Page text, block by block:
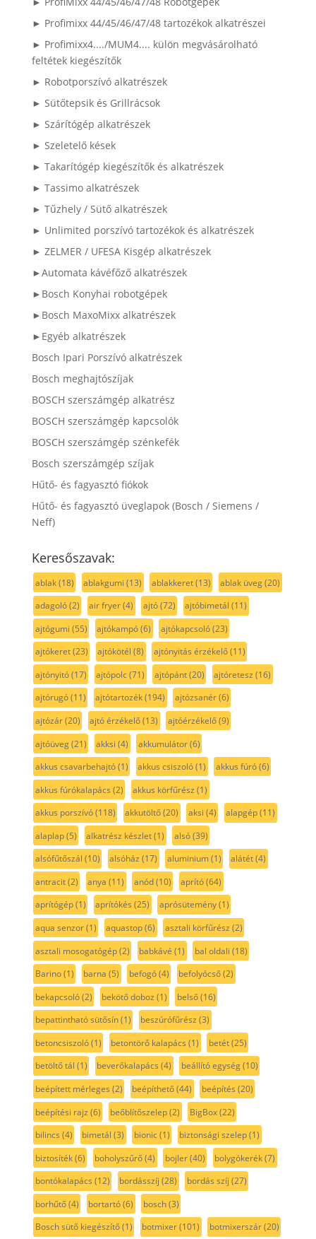
► Profimixx 44/45/46/47/48 tartozékok alkatrészei
► Profimixx4..../MUM4.... külön megvásárolható
feltétek kiegészítők
► Robotporszívó alkatrészek
► Sütőtepsik és Grillrácsok
► Szárítógép alkatrészek
► Szeletelő kések
► Takarítógép kiegészítők és alkatrészek
► Tassimo alkatrészek
► Tűzhely / Sütő alkatrészek
► Unlimited porszívó tartozékok és alkatrészek
► ZELMER / UFESA Kisgép alkatrészek
►Automata kávéfőző alkatrészek
►Bosch Konyhai robotgépek
►Bosch MaxoMixx alkatrészek
►Egyéb alkatrészek
Bosch Ipari Porszívó alkatrészek
Bosch meghajtószíjak
BOSCH szerszámgép alkatrész
BOSCH szerszámgép kapcsolók
BOSCH szerszámgép szénkefék
Bosch szerszámgép szíjak
Hűtő- és fagyasztó fiókok
Hűtő- és fagyasztó üveglapok (Bosch / Siemens /
Neff)
Keresőszavak:
ablak(18) ablakgumi (13) ablakkeret(13) ablak üveg(20)
adagoló(2) air fryer(4) ajtó(72) ajtóbimetál (11)
ajtógumi (55) ajtókampó(6) ajtókapcsoló(23)
ajtókeret(23) ajtókötél (8) ajtónyitás érzékelő(11)
ajtónyitó(17) ajtópolc(71) ajtópánt(20) ajtóretesz (16)
ajtórugó(11) ajtótartozék(194) ajtózsanér(6)
ajtózár(20) ajtó érzékelő(13) ajtóérzékelő(9)
ajtóüveg(21) akksi (4) akkumulátor(6)
akkus csavarbehajtó(1) akkus csiszoló(1) akkus fúró(6)
akkus fúrókalapács (2) akkus körfűrész (1)
akkus porszívó(118) akkutöltő(20) aksi (4) alapgép(11)
alaplap(5) alkatrész készlet(1) alsó(39)
alsófűtőszál (10) alsóház (17) aluminium(1) alátét(4)
antracit(2) anya (11) anód(10) aprító(64)
aprítógép(1) aprítókés (25) aprósütemény(1)
aqua senzor(1) aquastop(6) asztali körfűrész (2)
asztali mosogatógép(2) babkávé (1) bal oldali (18)
Barino(1) barna (5) befogó(4) befolyócső(2)
bekapcsoló(2) bekötő doboz (1) belső(16)
bepattintható sütősín(1) beszúrófűrész (3)
betoncsiszoló(1) betontörő kalapács (1) betét(25)
betöltő tál (1) beverőkalapács (4) beállító egység(10)
beépített mérleges (2) beépíthető(44) beépítés (20)
beépítési rajz (6) beőblítőszelep(2) BigBox(22)
bilincs (4) bimetál (3) bionic(1) biztonsági szelep(1)
biztosíték(6) boholyszűrő(4) bojler(40) bolygókerék(7)
bontókalapács (12) bordásszíj (28) bordás szíj (27)
borhűtő(4) bortartó(6) bosch(3)
Bosch sütő kiegészítő(1) botmixer(101) botmixerszár(20)